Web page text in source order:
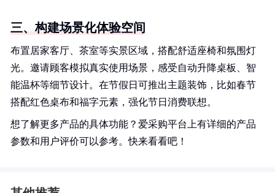
三、构建场景化体验空间
布置居家客厅、茶室等实景区域，搭配舒适座椅和氛围灯
光。邀请顾客模拟真实使用场景，感受自动升降桌板、智
能温杯等细节设计。在节假日可推出主题装饰，比如春节
搭配红色桌布和福字元素，强化节日消费联想。
想了解更多产品的具体功能？爱采购平台上有详细的产品
参数和用户评价可以参考。快来看看吧！